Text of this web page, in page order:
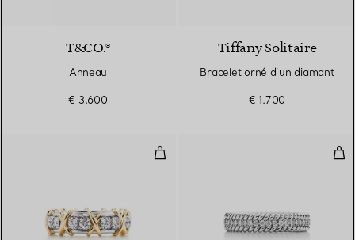
T&CO.®
Anneau
€ 3.600
Tiffany Solitaire
Bracelet orné d’un diamant
€ 1.700
Bague en or jaune, platine et